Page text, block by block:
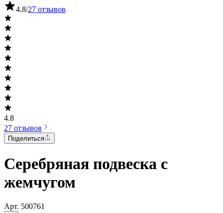
4.8/27 отзывов
4.8
27 отзывов
Поделиться
Серебряная подвеска с
жемчугом
Арт. 500761